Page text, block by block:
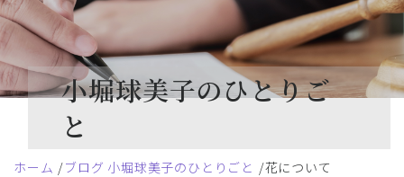
小堀球美子のひとりご
と
ホーム ブログ 小堀球美子のひとりごと 花について